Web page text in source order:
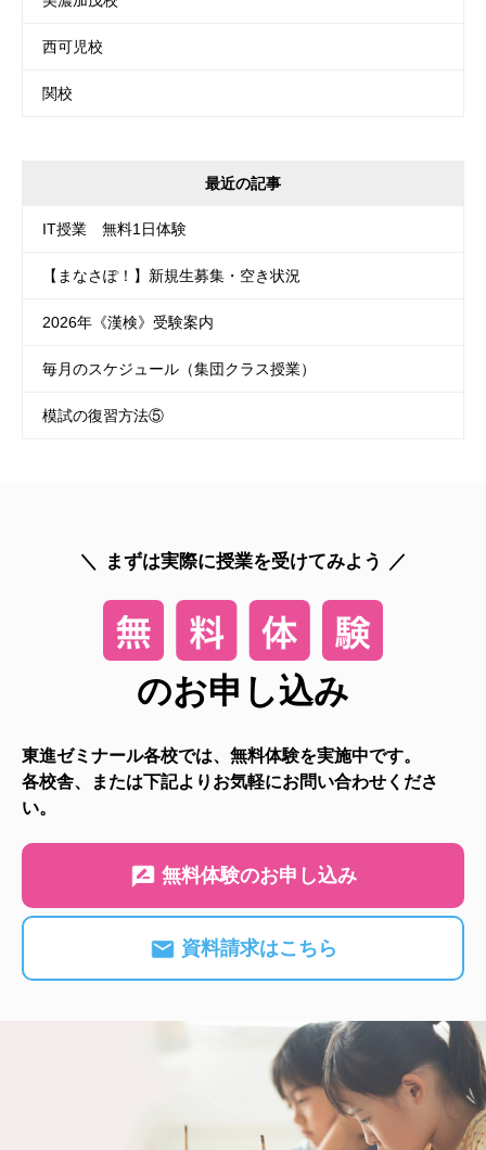
西可児校
関校
最近の記事
IT授業 無料1日体験
【まなさぽ！】新規生募集・空き状況
2026年《漢検》受験案内
毎月のスケジュール（集団クラス授業）
模試の復習方法⑤
まずは実際に授業を受けてみよう
のお申し込み
東進ゼミナール各校では、無料体験を実施中です。
各校舎、または下記よりお気軽にお問い合わせくださ
い。
無料体験のお申し込み
資料請求はこちら